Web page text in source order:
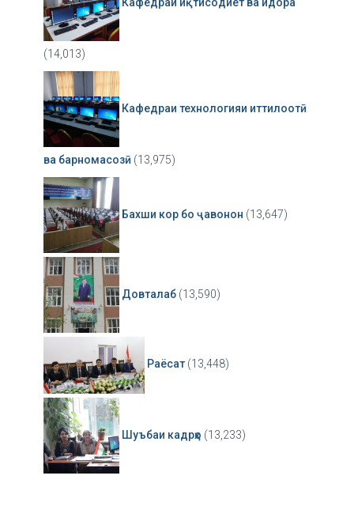
(14,013)
Кафедраи технологияи иттилоотӣ
ва барномасозӣ (13,975)
Бахши кор бо ҷавонон (13,647)
Довталаб (13,590)
Раёсат (13,448)
Шуъбаи кадрҳо (13,233)